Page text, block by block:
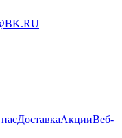
ДоставкаАкцииВеб-